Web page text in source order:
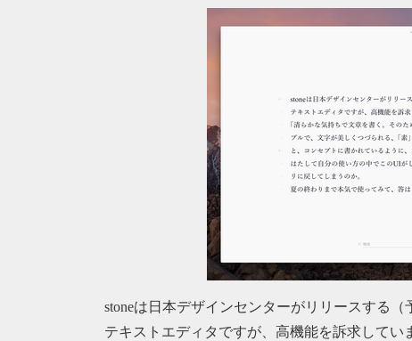
stoneは日本デザインセンターがリリースする（
テキストエディタですが、高機能を訴求してい